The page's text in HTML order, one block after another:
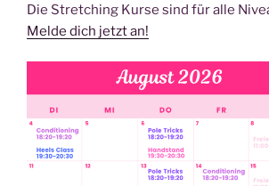
Die Stretching Kurse sind für alle
Melde dich jetzt an!